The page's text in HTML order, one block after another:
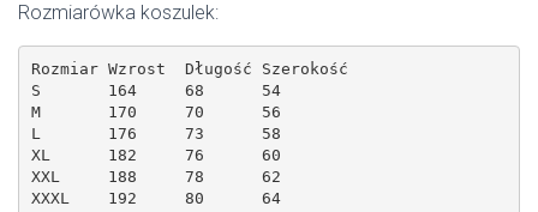
Rozmiarówka koszulek:
Rozmiar Wzrost 	Długość Szerokość
S 	164 	68 	54
M 	170 	70 	56
L 	176 	73 	58
XL 	182 	76 	60
XXL 	188 	78 	62
XXXL 	192 	80 	64